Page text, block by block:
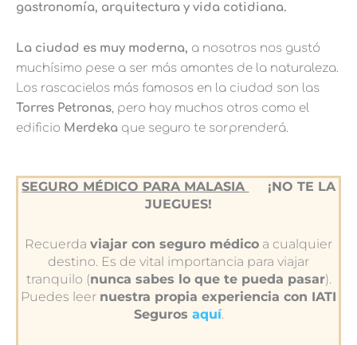
gastronomía, arquitectura y vida cotidiana.
La ciudad es muy moderna, a nosotros nos gustó
muchísimo pese a ser más amantes de la naturaleza.
Los rascacielos más famosos en la ciudad son las
Torres Petronas, pero hay muchos otros como el
edificio Merdeka que seguro te sorprenderá.
SEGURO MÉDICO PARA MALASIA
¡NO TE LA
JUEGUES!
Recuerda viajar con seguro médico a cualquier
destino. Es de vital importancia para viajar
tranquilo (nunca sabes lo que te pueda pasar).
Puedes leer nuestra propia experiencia con IATI
Seguros aquí.